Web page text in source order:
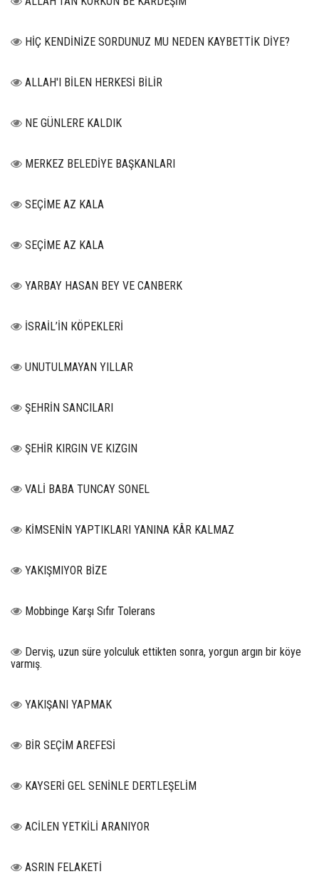
HİÇ KENDİNİZE SORDUNUZ MU NEDEN KAYBETTİK DİYE?
ALLAH'I BİLEN HERKESİ BİLİR
NE GÜNLERE KALDIK
MERKEZ BELEDİYE BAŞKANLARI
SEÇİME AZ KALA
SEÇİME AZ KALA
YARBAY HASAN BEY VE CANBERK
İSRAİL’İN KÖPEKLERİ
UNUTULMAYAN YILLAR
ŞEHRİN SANCILARI
ŞEHİR KIRGIN VE KIZGIN
VALİ BABA TUNCAY SONEL
KİMSENİN YAPTIKLARI YANINA KÂR KALMAZ
YAKIŞMIYOR BİZE
Mobbinge Karşı Sıfır Tolerans
Derviş, uzun süre yolculuk ettikten sonra, yorgun argın bir köye
varmış.
YAKIŞANI YAPMAK
BİR SEÇİM AREFESİ
KAYSERİ GEL SENİNLE DERTLEŞELİM
ACİLEN YETKİLİ ARANIYOR
ASRIN FELAKETİ